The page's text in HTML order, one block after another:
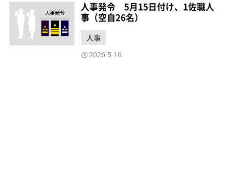
人事発令 5月15日付け、1佐職人
事（空自26名）
人事
2026-5-16